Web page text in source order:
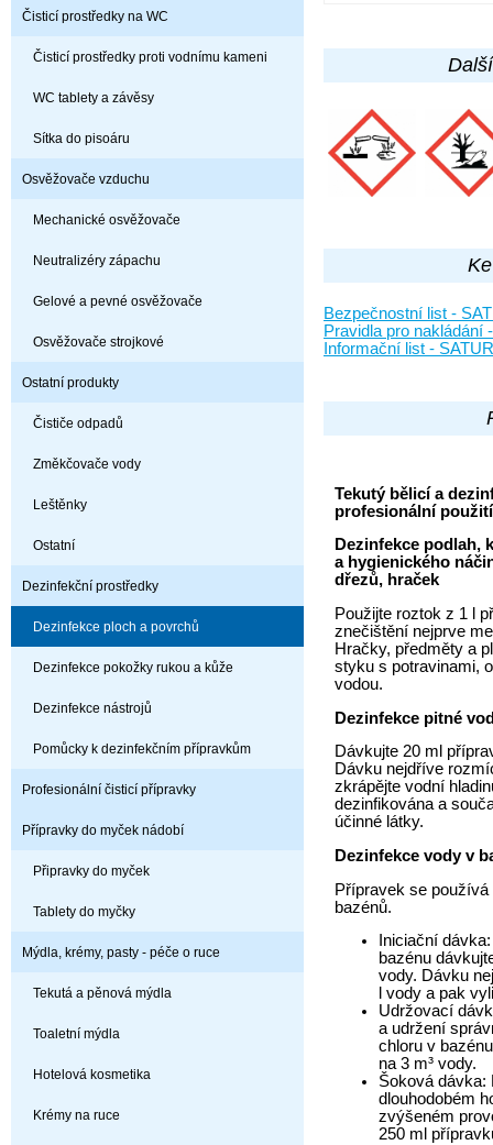
Čisticí prostředky na WC
Čisticí prostředky proti vodnímu kameni
WC tablety a závěsy
Sítka do pisoáru
Osvěžovače vzduchu
Mechanické osvěžovače
Neutralizéry zápachu
Gelové a pevné osvěžovače
Osvěžovače strojkové
Ostatní produkty
Čističe odpadů
Změkčovače vody
Leštěnky
Ostatní
Dezinfekční prostředky
Dezinfekce ploch a povrchů
Dezinfekce pokožky rukou a kůže
Dezinfekce nástrojů
Pomůcky k dezinfekčním přípravkům
Profesionální čisticí přípravky
Přípravky do myček nádobí
Připravky do myček
Tablety do myčky
Mýdla, krémy, pasty - péče o ruce
Tekutá a pěnová mýdla
Toaletní mýdla
Hotelová kosmetika
Krémy na ruce
Bezpečnostní list -
Pravidla pro nakládání
Informační list -
Tekutý bělicí a
profesionální
Dezinfekce podlah,
a hygienického
dřezů, hraček
Použijte roztok z 1 l
znečištění nejprve
Hračky, předměty a
styku s potravinami,
vodou.
Dezinfekce pitné
Dávkujte 20 ml
Dávku nejdříve
zkrápějte vodní
dezinfikována a
účinné látky.
Dezinfekce vody v
Přípravek se
bazénů.
Iniciační
bazénu
vody. Dávku
l vody a pak
Udržovací
a udržení
chloru v
na 3 m³ vody.
Šoková dávka:
dlouhodobém
zvýšeném
250 ml